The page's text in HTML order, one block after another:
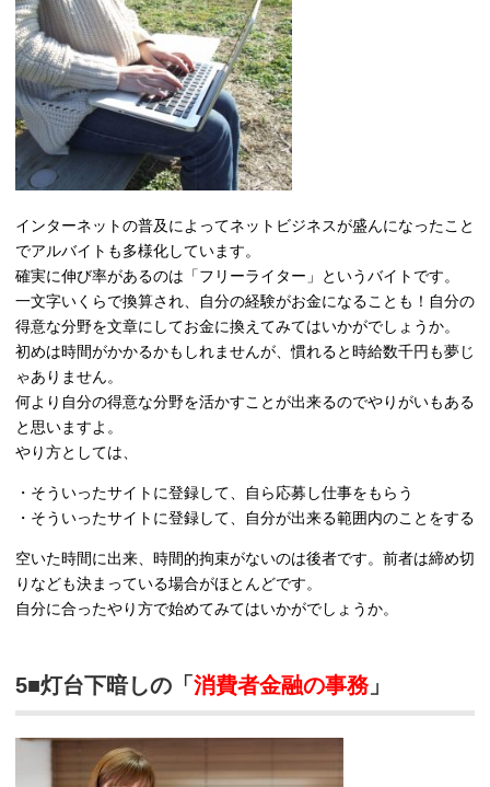
インターネットの普及によってネットビジネスが盛んになったこと
でアルバイトも多様化しています。
確実に伸び率があるのは「フリーライター」というバイトです。
一文字いくらで換算され、自分の経験がお金になることも！自分の
得意な分野を文章にしてお金に換えてみてはいかがでしょうか。
初めは時間がかかるかもしれませんが、慣れると時給数千円も夢じ
ゃありません。
何より自分の得意な分野を活かすことが出来るのでやりがいもある
と思いますよ。
やり方としては、
・そういったサイトに登録して、自ら応募し仕事をもらう
・そういったサイトに登録して、自分が出来る範囲内のことをする
空いた時間に出来、時間的拘束がないのは後者です。前者は締め切
りなども決まっている場合がほとんどです。
自分に合ったやり方で始めてみてはいかがでしょうか。
5■灯台下暗しの「 消費者金融の事務」